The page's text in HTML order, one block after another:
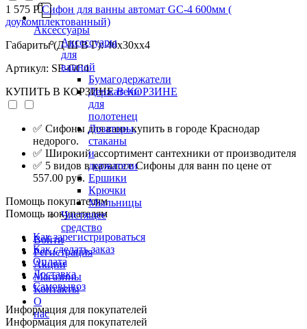
Аксессуары
Аксессуары
для
ванной
Бумагодержатели
Держатели
для
полотенец
Дозаторы,
стаканы
и
держатели
Ершики
Крючки
Мыльницы
Чистящее
средство
Войти
Регистрация
Акции
Магазины
Контакты
О
нас
1 575 РСифон для ванны автомат GC-4 600мм (
доукомплектованный)
Габариты (Д Ш В Г): 40x30xx4
Артикул: SE-GC4
КУПИТЬ В КОРЗИНЕ В КОРЗИНЕ
✅ Сифоны для ванн купить в городе Краснодар
недорого.
✅ Широкий ассортимент сантехники от производителя
✅ 5 видов в каталоге Сифоны для ванн по цене от
557.00 руб.
Помощь покупателям
Помощь покупателям
Как зарегистрироваться
Как сделать заказ
Оплата
Доставка
Самовывоз
Информация для покупателей
Информация для покупателей